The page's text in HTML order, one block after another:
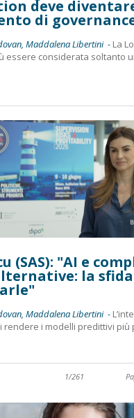
deve
di
Maddalena Libertini - La
essere considerata soltanto
(SAS): "AI e
la
Maddalena Libertini -
rendere i modelli predittivi più
1/261